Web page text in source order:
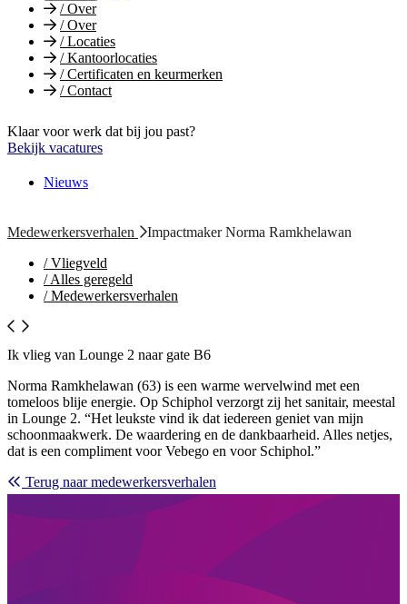
/Over
/Over
/Locaties
/Kantoorlocaties
/Certificaten en keurmerken
/Contact
Klaar voor werk dat bij jou past?
Bekijk vacatures
Nieuws
Medewerkersverhalen
Impactmaker Norma Ramkhelawan
/Vliegveld
/Alles geregeld
/Medewerkersverhalen
Ik vlieg van Lounge 2 naar gate B6
Norma Ramkhelawan (63) is een warme wervelwind met een
tomeloos blije energie. Op Schiphol verzorgt zij het sanitair, meestal
in Lounge 2. “Het leukste vind ik dat iedereen geniet van mijn
schoonmaakwerk. De waardering en de dankbaarheid. Alles netjes,
dat is een compliment voor Vebego en voor Schiphol.”
Terug naar medewerkersverhalen